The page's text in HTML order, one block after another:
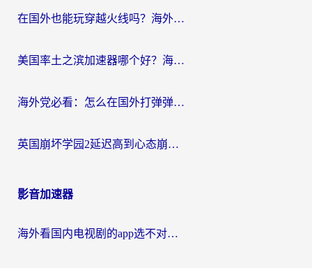
在国外也能玩穿越火线吗？海外玩家国服游戏畅玩终极指南
美国率土之滨加速器哪个好？海外党国服游戏畅玩终极指南（附多游戏解决方案）
海外党必看：怎么在国外打弹弹堂不卡？番茄加速器亲测指南
英国崩坏学园2延迟高到心态崩？海外党国服游戏加速终极指南
影音加速器
海外看国内电视剧的app选不对？这份回国加速器避坑指南帮你流畅追剧